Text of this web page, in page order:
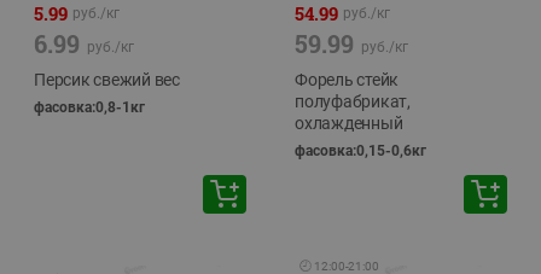
5.99 руб./кг
6.99 руб./кг
Персик свежий вес
фасовка:0,8-1кг
54.99 руб./кг
59.99 руб./кг
Форель стейк
полуфабрикат,
охлажденный
фасовка:0,15-0,6кг
🕘 12:00-21:00